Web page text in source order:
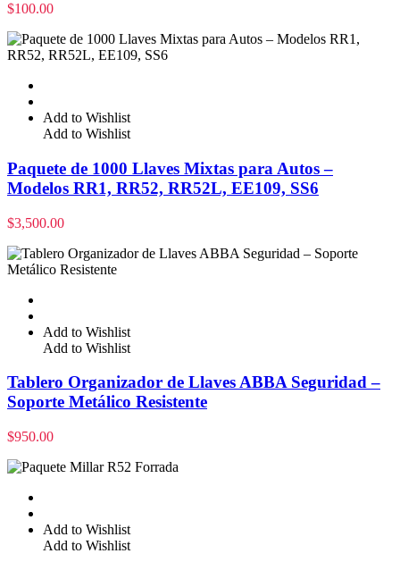
$100.00
Add to Wishlist
Add to Wishlist
Paquete de 1000 Llaves Mixtas para Autos –
Modelos RR1, RR52, RR52L, EE109, SS6
$3,500.00
Add to Wishlist
Add to Wishlist
Tablero Organizador de Llaves ABBA Seguridad –
Soporte Metálico Resistente
$950.00
Add to Wishlist
Add to Wishlist